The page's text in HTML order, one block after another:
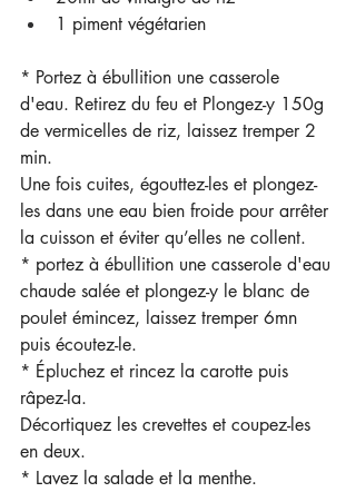
1 piment végétarien
* Portez à ébullition une casserole
d'eau. Retirez du feu et Plongez-y 150g
de vermicelles de riz, laissez tremper 2
min.
Une fois cuites, égouttez-les et plongez-
les dans une eau bien froide pour arrêter
la cuisson et éviter qu’elles ne collent.
* portez à ébullition une casserole d'eau
chaude salée et plongez-y le blanc de
poulet émincez, laissez tremper 6mn
puis écoutez-le.
* Épluchez et rincez la carotte puis
râpez-la.
Décortiquez les crevettes et coupez-les
en deux.
* Lavez la salade et la menthe.